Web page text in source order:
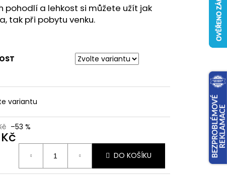
pohodlí a lehkost si můžete užít jak
tak při pobytu venku.
variantu
–53 %
DO KOŠÍKU